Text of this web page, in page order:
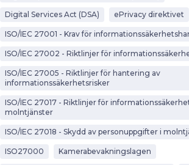
Digital Services Act (DSA) ePrivacy direktivet
ISO/IEC 27001 - Krav för
ISO/IEC 27002 - Riktlinjer för
ISO/IEC 27005 - Riktlinjer för hantering av
informationssäkerhetsrisker
ISO/IEC 27017 - Riktlinjer för
molntjänster
ISO/IEC 27018 - Skydd av personuppgifter i
ISO27000 Kamerabevakningslagen